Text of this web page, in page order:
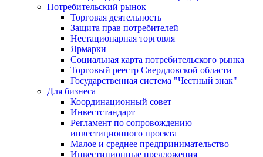
Потребительский рынок
Торговая деятельность
Защита прав потребителей
Нестационарная торговля
Ярмарки
Социальная карта потребительского рынка
Торговый реестр Свердловской области
Государственная система "Честный знак"
Для бизнеса
Координационный совет
Инвестстандарт
Регламент по сопровождению
инвестиционного проекта
Малое и среднее предпринимательство
Инвестиционные предложения